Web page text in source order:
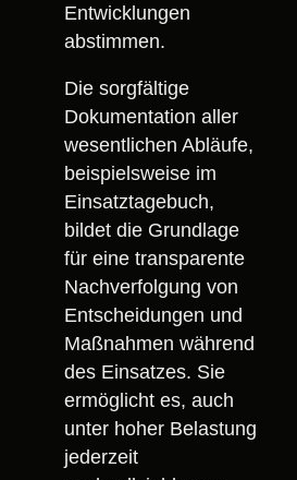
Entwicklungen
abstimmen.
Die sorgfältige
Dokumentation aller
wesentlichen Abläufe,
beispielsweise im
Einsatztagebuch,
bildet die Grundlage
für eine transparente
Nachverfolgung von
Entscheidungen und
Maßnahmen während
des Einsatzes. Sie
ermöglicht es, auch
unter hoher Belastung
jederzeit